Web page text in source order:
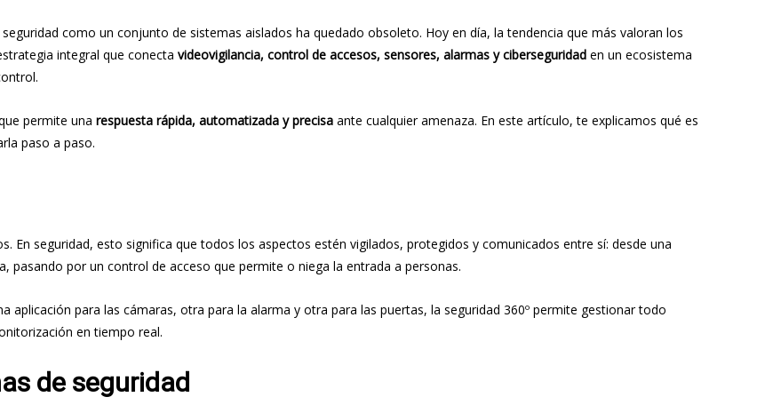
como un conjunto de sistemas aislados ha quedado obsoleto. Hoy en día, la tendencia que más valoran los
integral que conecta videovigilancia, control de accesos, sensores, alarmas y ciberseguridad en un ecosistema
permite una respuesta rápida, automatizada y precisa ante cualquier amenaza. En este artículo, te explicamos qué es
paso a paso.
En seguridad, esto significa que todos los aspectos estén vigilados, protegidos y comunicados entre sí: desde una
pasando por un control de acceso que permite o niega la entrada a personas.
aplicación para las cámaras, otra para la alarma y otra para las puertas, la seguridad 360º permite gestionar todo
en tiempo real.
de seguridad